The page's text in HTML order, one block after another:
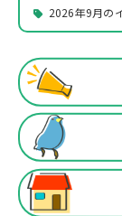
2026年9月の